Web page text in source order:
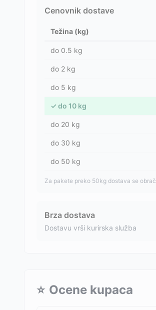
Cenovnik dostave
Težina (kg)
do 0.5 kg
do 2 kg
do 5 kg
✓ do 10 kg
do 20 kg
do 30 kg
do 50 kg
Za pakete preko 50kg dostava se
Brza dostava
Dostavu vrši kurirska služba
⭐ Ocene kupaca